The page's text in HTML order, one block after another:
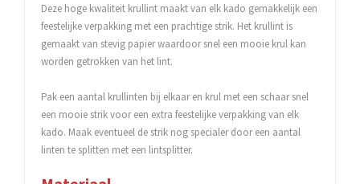
Deze hoge kwaliteit krullint maakt van elk kado gemakkelijk een
feestelijke verpakking met een prachtige strik. Het krullint is
gemaakt van stevig papier waardoor snel een mooie krul kan
worden getrokken van het lint.
Pak een aantal krullinten bij elkaar en krul met een schaar snel
een mooie strik voor een extra feestelijke verpakking van elk
kado. Maak eventueel de strik nog specialer door een aantal
linten te splitten met een lintsplitter.